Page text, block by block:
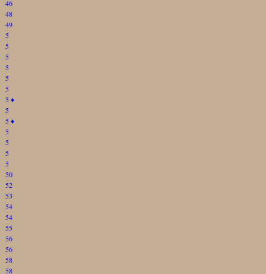
46
48
49
5
5
5
5
5
5
5♦
5
5♦
5
5
5
5
50
52
53
54
54
55
56
56
58
58